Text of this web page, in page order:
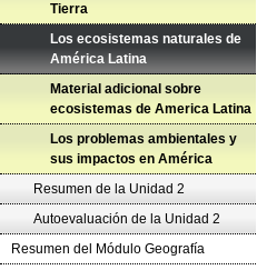
Tierra
Los ecosistemas naturales de
América Latina
Material adicional sobre
ecosistemas de America Latina
Los problemas ambientales y
sus impactos en América
Resumen de la Unidad 2
Autoevaluación de la Unidad 2
Resumen del Módulo Geografía